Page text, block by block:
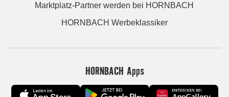
Marktplatz-Partner werden bei HORNBACH
HORNBACH Werbeklassiker
HORNBACH Apps